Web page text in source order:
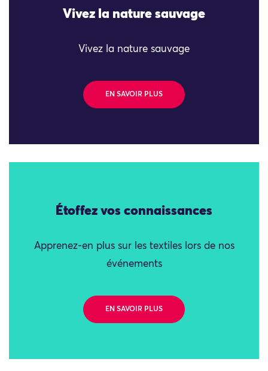
Vivez la nature sauvage
Vivez la nature sauvage
EN SAVOIR PLUS
Étoffez vos connaissances
Apprenez-en plus sur les textiles lors de nos
événements
EN SAVOIR PLUS